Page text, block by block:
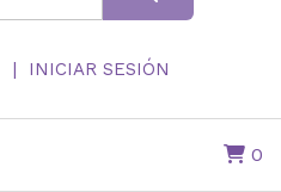
INICIAR SESIÓN
0